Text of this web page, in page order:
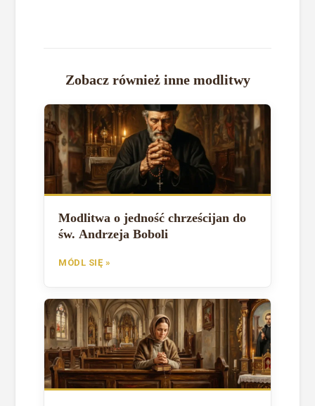
Zobacz również inne modlitwy
Modlitwa o jedność chrześcijan do
św. Andrzeja Boboli
MÓDL SIĘ »